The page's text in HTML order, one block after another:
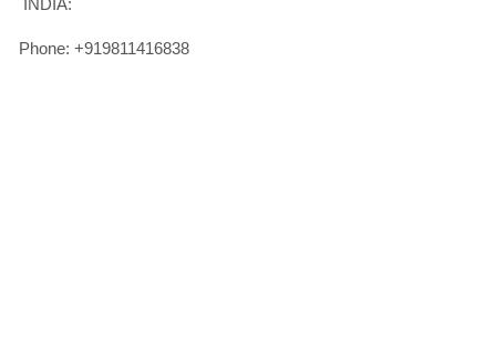
INDIA:
Phone: +919811416838